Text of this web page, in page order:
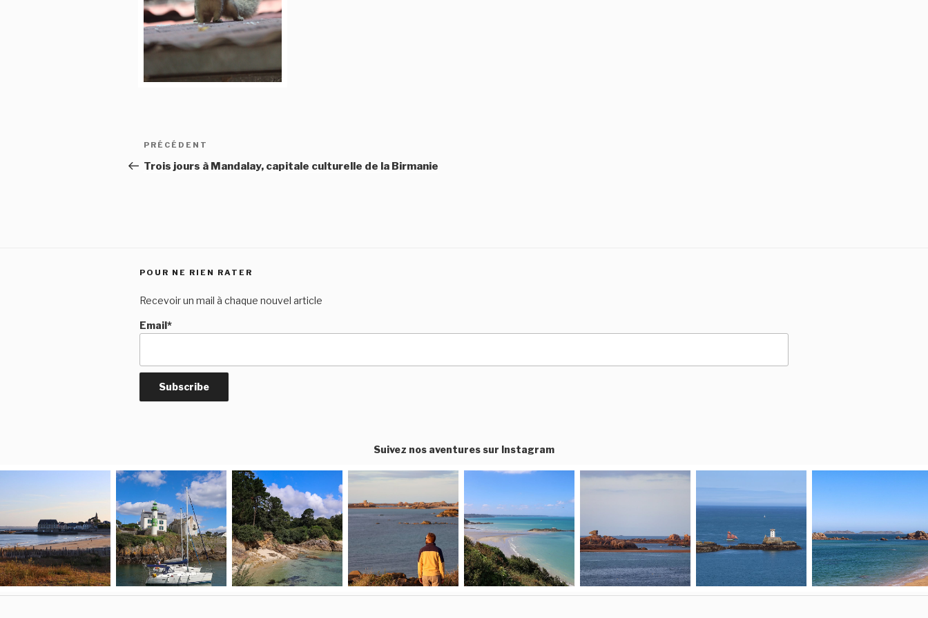
Navigation
de
Article
précédent
PRÉCÉDENT
Trois jours à Mandalay, capitale culturelle de la Birmanie
POUR NE RIEN RATER
Recevoir un mail à chaque nouvel article
Email*
Suivez nos aventures sur Instagram